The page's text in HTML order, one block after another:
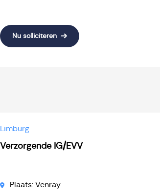
Nu solliciteren
Limburg
Verzorgende IG/EVV
Plaats: Venray